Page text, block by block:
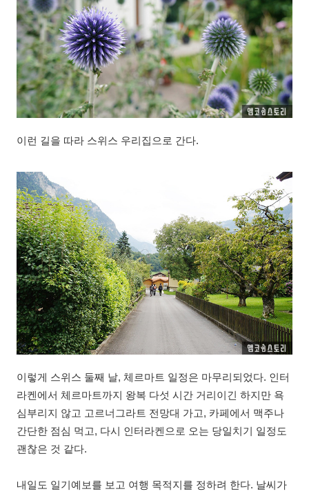
이런 길을 따라 스위스 우리집으로 간다.
이렇게 스위스 둘째 날, 체르마트 일정은 마무리되었다. 인터
라켄에서 체르마트까지 왕복 다섯 시간 거리이긴 하지만 욕
심부리지 않고 고르너그라트 전망대 가고, 카페에서 맥주나
간단한 점심 먹고, 다시 인터라켄으로 오는 당일치기 일정도
괜찮은 것 같다.
내일도 일기예보를 보고 여행 목적지를 정하려 한다. 날씨가